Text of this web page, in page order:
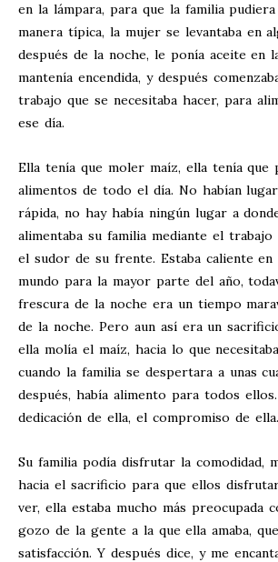
en la lámpara, para que la familia
manera típica, la mujer se levantaba en
después de la noche, le ponía aceite en
mantenía encendida, y después
trabajo que se necesitaba hacer, para
ese día.
Ella tenía que moler maíz, ella tenía que
alimentos de todo el día. No habían
rápida, no hay había ningún lugar a
alimentaba su familia mediante el trabajo
el sudor de su frente. Estaba caliente
mundo para la mayor parte del año,
frescura de la noche era un tiempo
de la noche. Pero aun así era un
ella molía el maíz, hacia lo que
cuando la familia se despertara a unas
después, había alimento para todos
dedicación de ella, el compromiso de ella.
Su familia podía disfrutar la comodidad,
hacia el sacrificio para que ellos
ver, ella estaba mucho más preocupada
gozo de la gente a la que ella amaba,
satisfacción. Y después dice, y me